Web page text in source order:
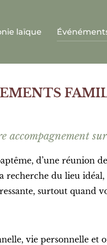
laïque
accompagnement
d’une réunion
recherche du lieu
surtout quand
vie personnelle et